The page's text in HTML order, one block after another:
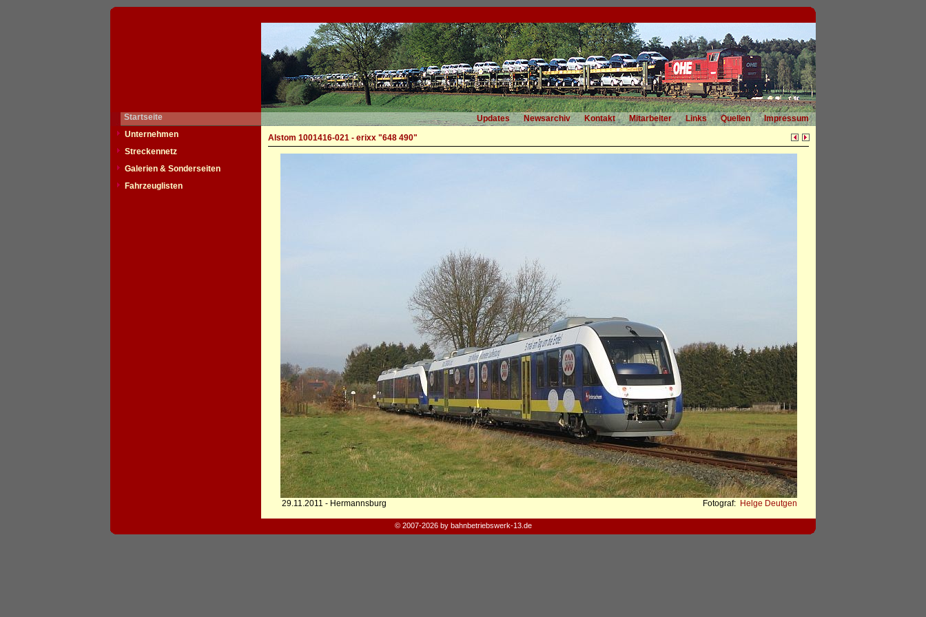
Startseite Updates Newsarchiv Kontakt Mitarbeiter Links Quellen
Impressum
Unternehmen
Streckennetz
Galerien & Sonderseiten
Fahrzeuglisten
Alstom 1001416-021 - erixx "648 490"
29.11.2011 - Hermannsburg Fotograf: Helge Deutgen
© 2007-2026 by bahnbetriebswerk-13.de